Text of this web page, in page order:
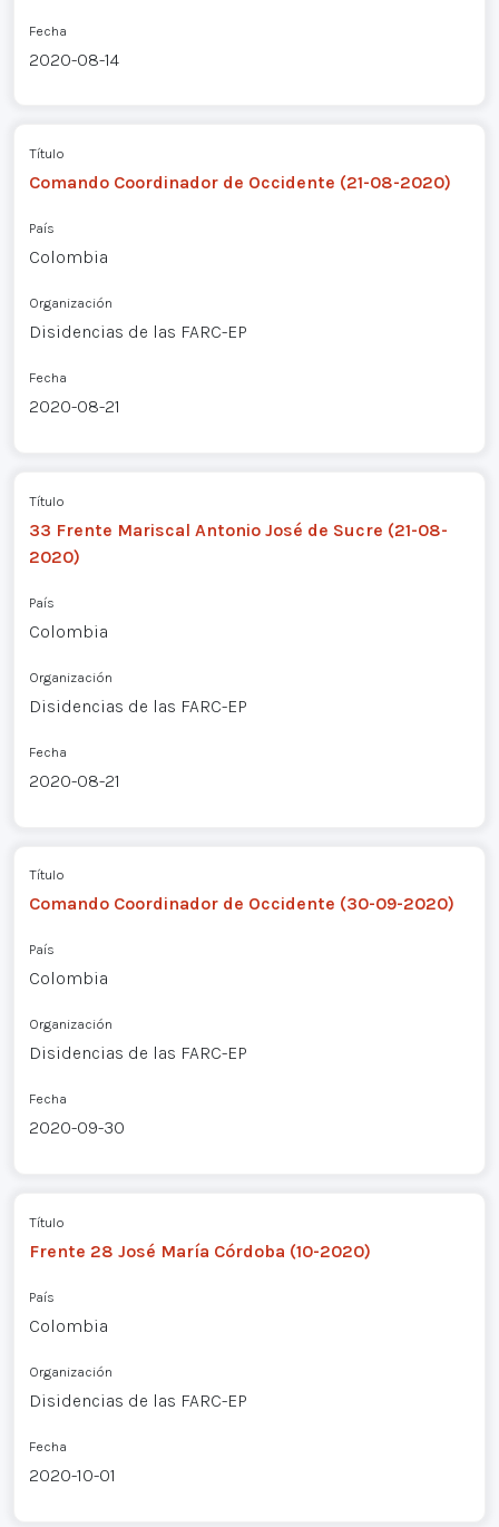
Fecha
2020-08-14
Título
Comando Coordinador de Occidente (21-08-2020)
País
Colombia
Organización
Disidencias de las FARC-EP
Fecha
2020-08-21
Título
33 Frente Mariscal Antonio José de Sucre (21-08-
2020)
País
Colombia
Organización
Disidencias de las FARC-EP
Fecha
2020-08-21
Título
Comando Coordinador de Occidente (30-09-2020)
País
Colombia
Organización
Disidencias de las FARC-EP
Fecha
2020-09-30
Título
Frente 28 José María Córdoba (10-2020)
País
Colombia
Organización
Disidencias de las FARC-EP
Fecha
2020-10-01